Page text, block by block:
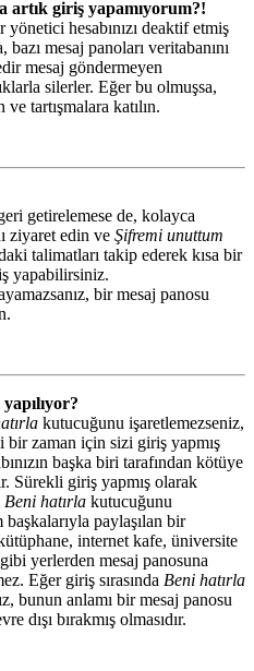
artık giriş yapamıyorum?!
yönetici hesabınızı deaktif etmiş
mesaj panoları veritabanını
mesaj göndermeyen
silerler. Eğer bu olmuşsa,
tartışmalara katılın.
getirelemese de, kolayca
ziyaret edin ve Şifremi unuttum
talimatları takip ederek kısa bir
yapabilirsiniz.
bir mesaj panosu
kutucuğunu işaretlemezseniz,
bir zaman için sizi giriş yapmış
başka biri tarafından kötüye
Sürekli giriş yapmış olarak
Beni hatırla kutucuğunu
paylaşılan bir
internet kafe, üniversite
yerlerden mesaj panosuna
Eğer giriş sırasında Beni hatırla
bunun anlamı bir mesaj panosu
dışı bırakmış olmasıdır.